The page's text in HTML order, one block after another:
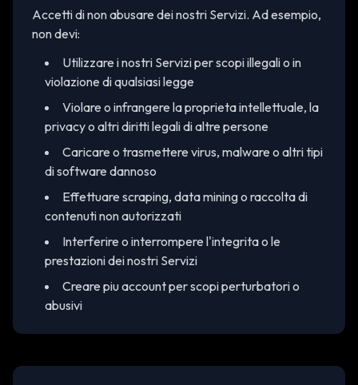
Accetti di non abusare dei nostri Servizi. Ad esempio,
non devi:
Utilizzare i nostri Servizi per scopi illegali o in
violazione di qualsiasi legge
Violare o infrangere la proprieta intellettuale, la
privacy o altri diritti legali di altre persone
Caricare o trasmettere virus, malware o altri tipi
di software dannoso
Effettuare scraping, data mining o raccolta di
contenuti non autorizzati
Interferire o interrompere l'integrita o le
prestazioni dei nostri Servizi
Creare piu account per scopi perturbatori o
abusivi